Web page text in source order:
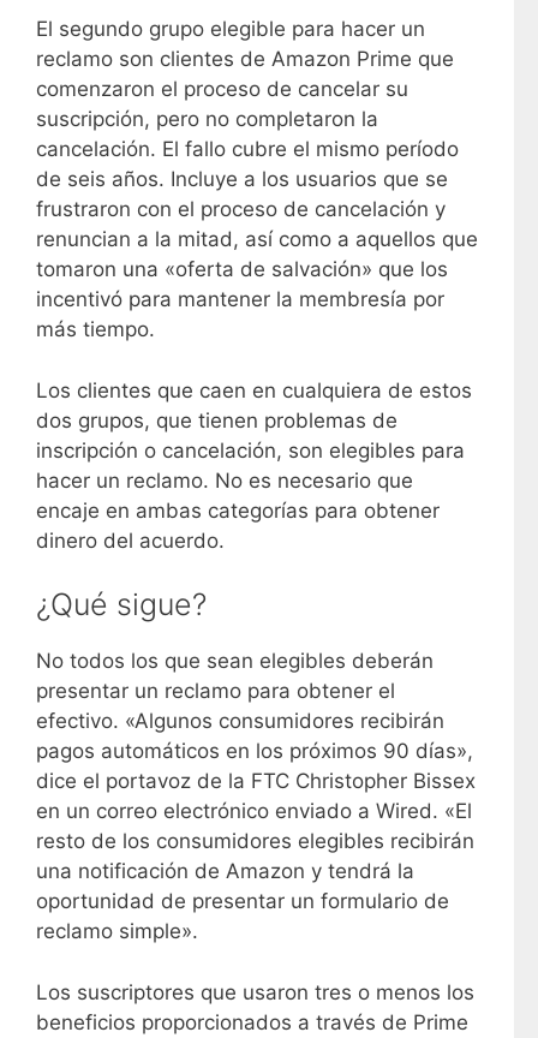
El segundo grupo elegible para hacer un
reclamo son clientes de Amazon Prime que
comenzaron el proceso de cancelar su
suscripción, pero no completaron la
cancelación. El fallo cubre el mismo período
de seis años. Incluye a los usuarios que se
frustraron con el proceso de cancelación y
renuncian a la mitad, así como a aquellos que
tomaron una «oferta de salvación» que los
incentivó para mantener la membresía por
más tiempo.
Los clientes que caen en cualquiera de estos
dos grupos, que tienen problemas de
inscripción o cancelación, son elegibles para
hacer un reclamo. No es necesario que
encaje en ambas categorías para obtener
dinero del acuerdo.
¿Qué sigue?
No todos los que sean elegibles deberán
presentar un reclamo para obtener el
efectivo. «Algunos consumidores recibirán
pagos automáticos en los próximos 90 días»,
dice el portavoz de la FTC Christopher Bissex
en un correo electrónico enviado a Wired. «El
resto de los consumidores elegibles recibirán
una notificación de Amazon y tendrá la
oportunidad de presentar un formulario de
reclamo simple».
Los suscriptores que usaron tres o menos los
beneficios proporcionados a través de Prime